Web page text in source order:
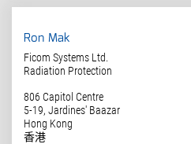
Ron Mak
Ficom Systems Ltd.
Radiation Protection
806 Capitol Centre
5-19, Jardines' Baazar
Hong Kong
香港